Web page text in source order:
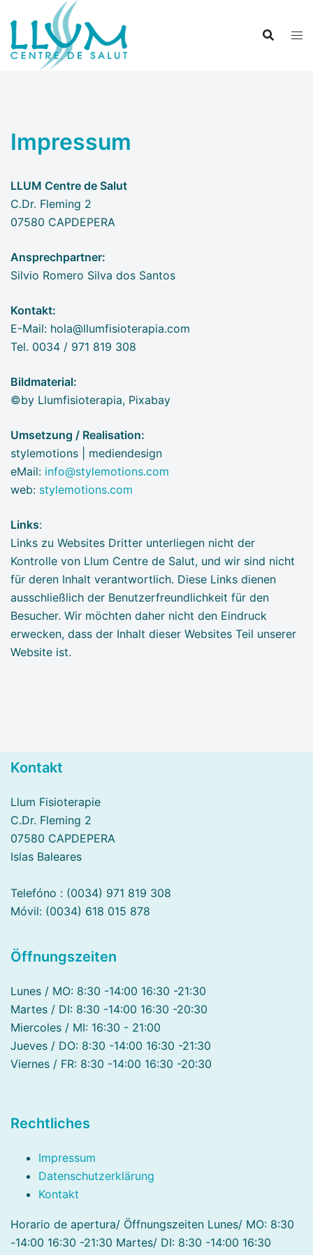
Inhalt
springen
Impressum
LLUM Centre de Salut
C.Dr. Fleming 2
07580 CAPDEPERA
Ansprechpartner:
Silvio Romero Silva dos Santos
Kontakt:
E-Mail: hola@llumfisioterapia.com
Tel. 0034 / 971 819 308
Bildmaterial:
©by Llumfisioterapia, Pixabay
Umsetzung / Realisation:
stylemotions | mediendesign
eMail: info@stylemotions.com
web: stylemotions.com
Links:
Links zu Websites Dritter unterliegen nicht der
Kontrolle von Llum Centre de Salut, und wir sind nicht
für deren Inhalt verantwortlich. Diese Links dienen
ausschließlich der Benutzerfreundlichkeit für den
Besucher. Wir möchten daher nicht den Eindruck
erwecken, dass der Inhalt dieser Websites Teil unserer
Website ist.
Kontakt
Llum Fisioterapie
C.Dr. Fleming 2
07580 CAPDEPERA
Islas Baleares
Telefóno : (0034) 971 819 308
Móvil: (0034) 618 015 878
Öffnungszeiten
Lunes / MO: 8:30 -14:00 16:30 -21:30
Martes / DI: 8:30 -14:00 16:30 -20:30
Miercoles / MI: 16:30 - 21:00
Jueves / DO: 8:30 -14:00 16:30 -21:30
Viernes / FR: 8:30 -14:00 16:30 -20:30
Rechtliches
Impressum
Datenschutzerklärung
Kontakt
Horario de apertura/ Öffnungszeiten Lunes/ MO: 8:30
-14:00 16:30 -21:30 Martes/ DI: 8:30 -14:00 16:30